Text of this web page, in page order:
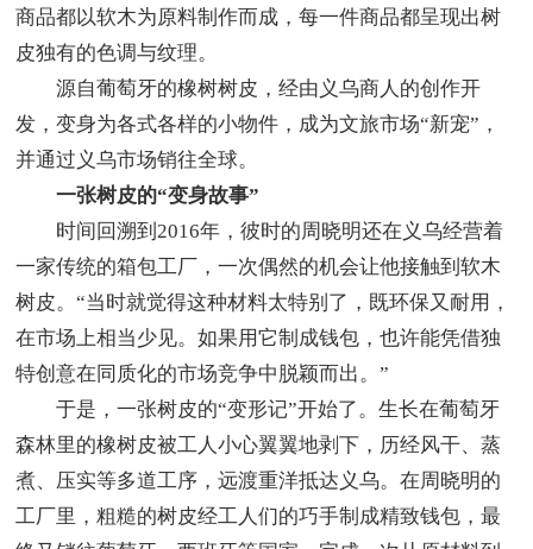
商品都以软木为原料制作而成，每一件商品都呈现出树
皮独有的色调与纹理。
源自葡萄牙的橡树树皮，经由义乌商人的创作开
发，变身为各式各样的小物件，成为文旅市场“新宠”，
并通过义乌市场销往全球。
一张树皮的“变身故事”
时间回溯到2016年，彼时的周晓明还在义乌经营着
一家传统的箱包工厂，一次偶然的机会让他接触到软木
树皮。“当时就觉得这种材料太特别了，既环保又耐用，
在市场上相当少见。如果用它制成钱包，也许能凭借独
特创意在同质化的市场竞争中脱颖而出。”
于是，一张树皮的“变形记”开始了。生长在葡萄牙
森林里的橡树皮被工人小心翼翼地剥下，历经风干、蒸
煮、压实等多道工序，远渡重洋抵达义乌。在周晓明的
工厂里，粗糙的树皮经工人们的巧手制成精致钱包，最